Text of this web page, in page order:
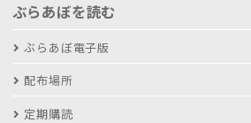
ぶらあぼを読む
ぶらあぼ電子版
配布場所
定期購読